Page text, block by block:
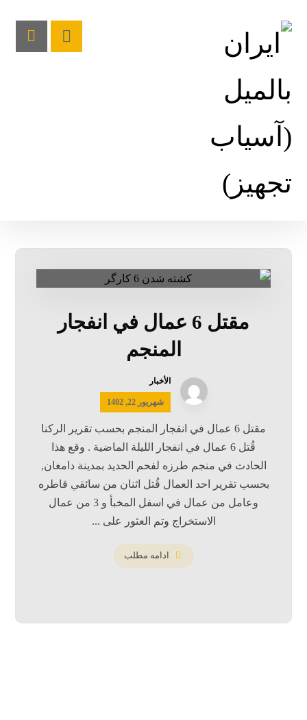
مقتل 6 عمال في انفجار
المنجم
الأخبار
شهریور 22, 1402
مقتل 6 عمال في انفجار المنجم بحسب تقرير الركنا
قُتل 6 عمال في انفجار الليلة الماضية . وقع هذا
الحادث في منجم طرزه لفحم الحديد بمدينة دامغان,
بحسب تقرير احد العمال قُتل اثنان من سائقي قاطره
وعامل من عمال في اسفل المخبأ و 3 من عمال
الاستخراج وتم العثور على ...
ادامه مطلب